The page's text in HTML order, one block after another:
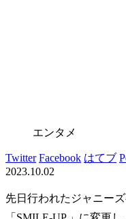
エンタメ
Twitter Facebook はてブ
2023.10.02
先日行われたジャニー